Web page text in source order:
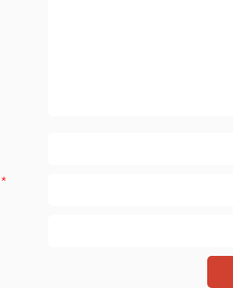
*